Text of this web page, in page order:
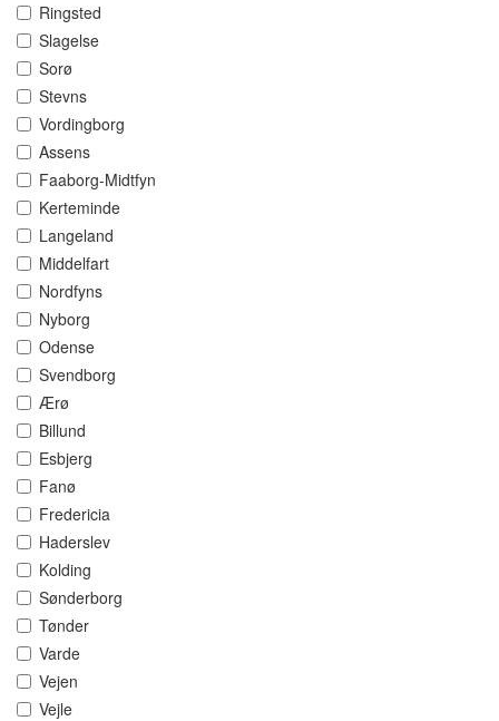
Ringsted
Slagelse
Sorø
Stevns
Vordingborg
Assens
Faaborg-Midtfyn
Kerteminde
Langeland
Middelfart
Nordfyns
Nyborg
Odense
Svendborg
Ærø
Billund
Esbjerg
Fanø
Fredericia
Haderslev
Kolding
Sønderborg
Tønder
Varde
Vejen
Vejle